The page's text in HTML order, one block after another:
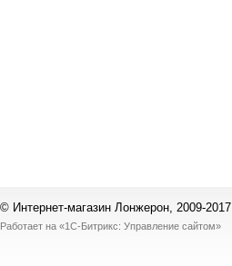
© Интернет-магазин Лонжерон, 2009-2017
Работает на «1С-Битрикс: Управление сайтом»